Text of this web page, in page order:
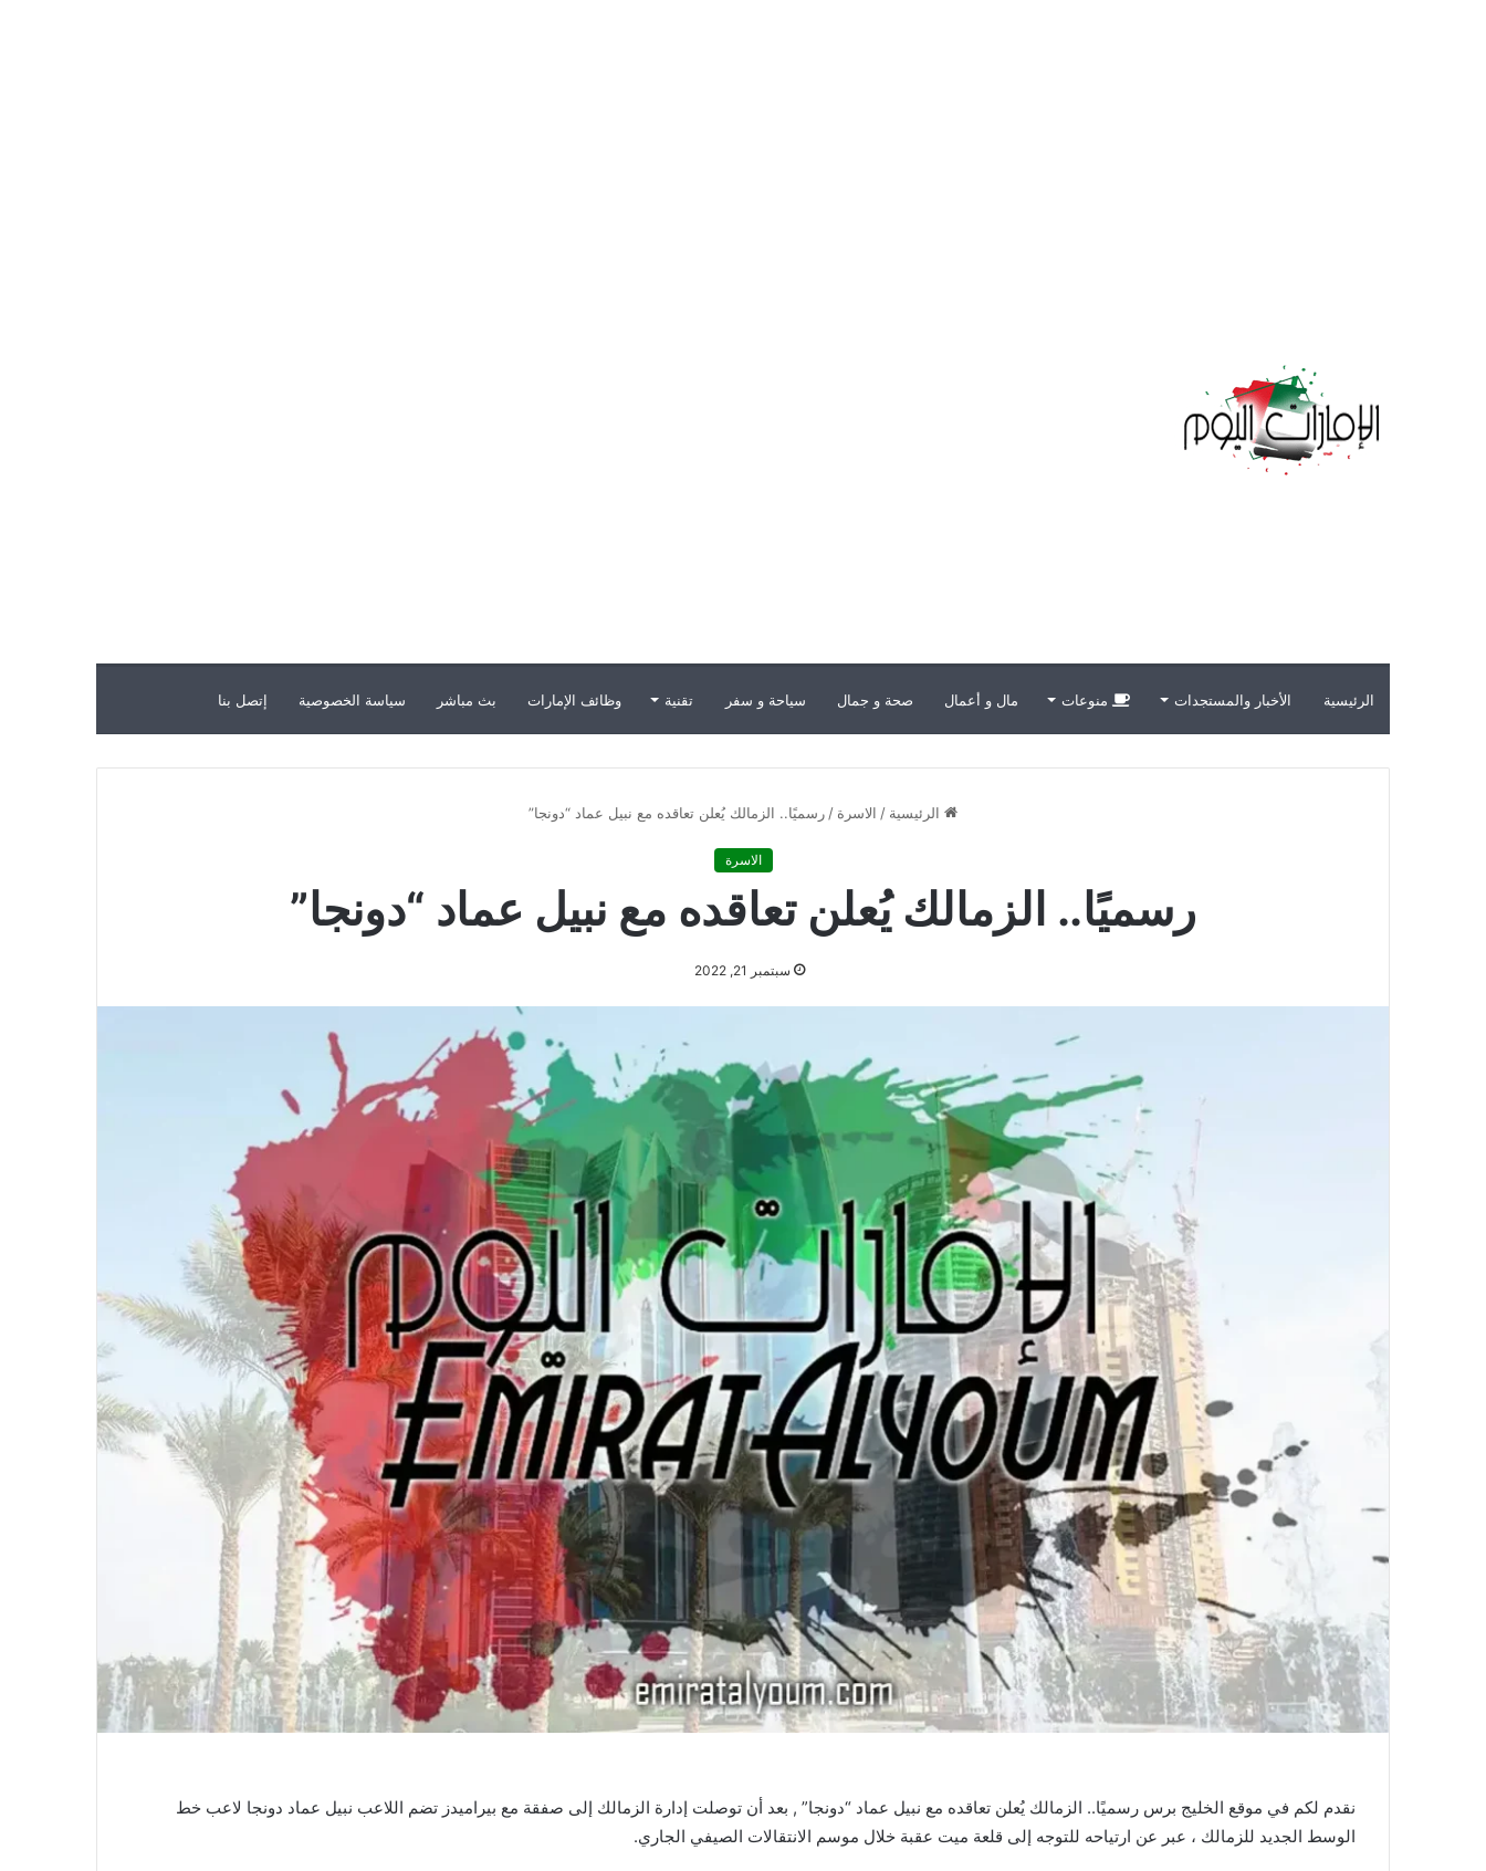
الرئيسية الأخبار والمستجدات منوعات مال و أعمال صحة و جمال سياحة و سفر تقنية وظائف الإمارات بث مباشر سياسة الخصوصية إتصل بنا
الرئيسية / الاسرة / رسميًا.. الزمالك يُعلن تعاقده مع نبيل عماد “دونجا”
الاسرة
رسميًا.. الزمالك يُعلن تعاقده مع نبيل عماد “دونجا”
سبتمبر 21, 2022
نقدم لكم في موقع الخليج برس رسميًا.. الزمالك يُعلن تعاقده مع نبيل عماد “دونجا” , بعد أن توصلت إدارة الزمالك إلى صفقة مع بيراميدز تضم اللاعب نبيل عماد دونجا لاعب خط
الوسط الجديد للزمالك ، عبر عن ارتياحه للتوجه إلى قلعة ميت عقبة خلال موسم الانتقالات الصيفي الجاري.